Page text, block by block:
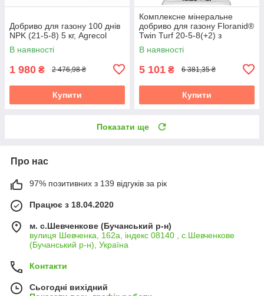
Добриво для газону 100 днів
NPK (21-5-8) 5 кг, Agrecol
В наявності
1 980 ₴ 2 476,98 ₴
Купити
Комплексне мінеральне
добриво для газону Floranid®
Twin Turf 20-5-8(+2) з
пролонгованою дією, 25 кг,
COMPO
В наявності
5 101 ₴ 6 381,35 ₴
Купити
Показати ще
Про нас
97% позитивних з 139 відгуків за рік
Працює з 18.04.2020
м. с.Шевченкове (Бучанський р-н)
вулиця Шевченка, 162а, індекс 08140 , с.Шевченкове
(Бучанський р-н), Україна
Контакти
Сьогодні вихідний